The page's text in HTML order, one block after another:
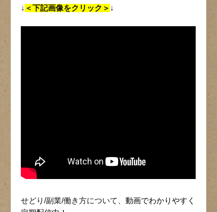
↓ ＜下記画像をクリック＞ ↓
せどり/副業/働き方について、動画でわかりやすく